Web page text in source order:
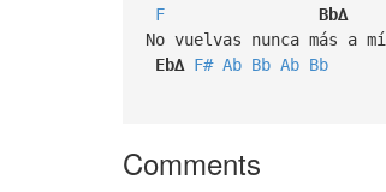
F
Bb∆
No vuelvas nunca más a mí
Eb∆ F# Ab Bb Ab Bb
Comments